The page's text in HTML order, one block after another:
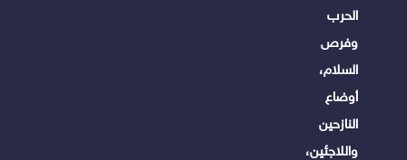
الحرب
وفرص
السلام،
أوضاع
النازحين
واللاجئين،